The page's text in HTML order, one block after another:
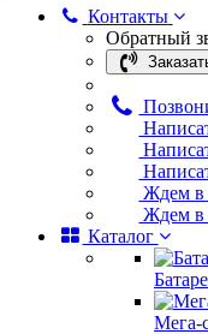
Контакты
Обратный
Ждем в
Ждем в
Каталог
Мега-